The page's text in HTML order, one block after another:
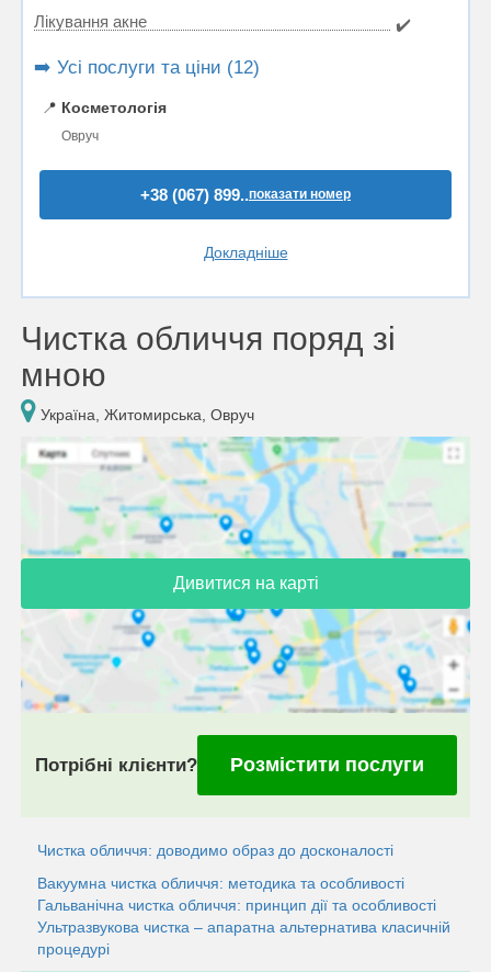
Лікування акне
✔️
➡️ Усі послуги та ціни (12)
📍 Косметологія
Овруч
+38 (067) 899..показати номер
Докладніше
Чистка обличчя поряд зі
мною
Україна, Житомирська, Овруч
Дивитися на карті
Потрібні клієнти? Розмістити послуги
Чистка обличчя: доводимо образ до досконалості
Вакуумна чистка обличчя: методика та особливостi
Гальванічна чистка обличчя: принцип дії та особливості
Ультразвукова чистка – апаратна альтернатива класичній
процедурі